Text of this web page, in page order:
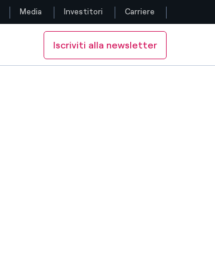
Seguici
Media Investitori Carriere
Iscriviti alla newsletter